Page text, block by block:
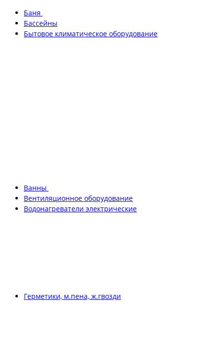
Баня
Бассейны
Бытовое климатическое оборудование
Ванны
Вентиляционное оборудование
Водонагреватели электрические
Герметики, м.пена, ж.гвозди